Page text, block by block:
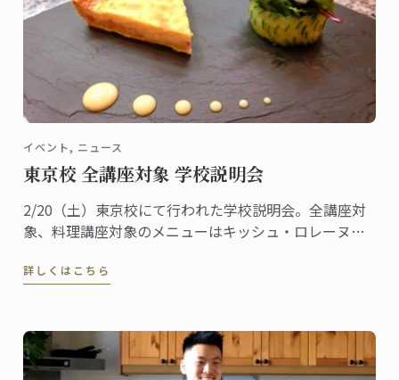
イベント, ニュース
東京校 全講座対象 学校説明会
2/20（土）東京校にて行われた学校説明会。全講座対
象、料理講座対象のメニューはキッシュ・ロレーヌで
詳しくはこちら